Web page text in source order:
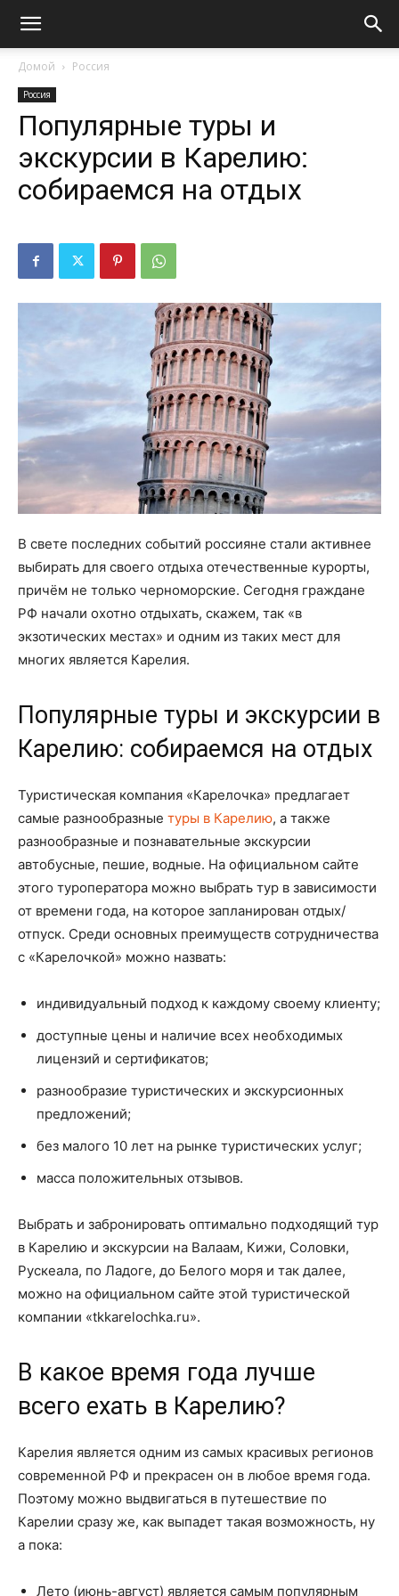
Домой Россия
Россия
Популярные туры и
экскурсии в Карелию:
собираемся на отдых
В свете последних событий россияне стали активнее
выбирать для своего отдыха отечественные курорты,
причём не только черноморские. Сегодня граждане
РФ начали охотно отдыхать, скажем, так «в
экзотических местах» и одним из таких мест для
многих является Карелия.
Популярные туры и экскурсии в
Карелию: собираемся на отдых
Туристическая компания «Карелочка» предлагает
самые разнообразные туры в Карелию, а также
разнообразные и познавательные экскурсии
автобусные, пешие, водные. На официальном сайте
этого туроператора можно выбрать тур в зависимости
от времени года, на которое запланирован отдых/
отпуск. Среди основных преимуществ сотрудничества
с «Карелочкой» можно назвать:
индивидуальный подход к каждому своему клиенту;
доступные цены и наличие всех необходимых
лицензий и сертификатов;
разнообразие туристических и экскурсионных
предложений;
без малого 10 лет на рынке туристических услуг;
масса положительных отзывов.
Выбрать и забронировать оптимально подходящий тур
в Карелию и экскурсии на Валаам, Кижи, Соловки,
Рускеала, по Ладоге, до Белого моря и так далее,
можно на официальном сайте этой туристической
компании «tkkarelochka.ru».
В какое время года лучше
всего ехать в Карелию?
Карелия является одним из самых красивых регионов
современной РФ и прекрасен он в любое время года.
Поэтому можно выдвигаться в путешествие по
Карелии сразу же, как выпадет такая возможность, ну
а пока:
Лето (июнь-август) является самым популярным